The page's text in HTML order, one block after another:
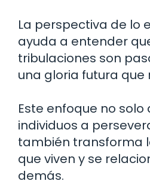
La perspectiva de lo
ayuda a entender
tribulaciones son
una gloria futura que
Este enfoque no solo
individuos a
también transforma
que viven y se
demás.